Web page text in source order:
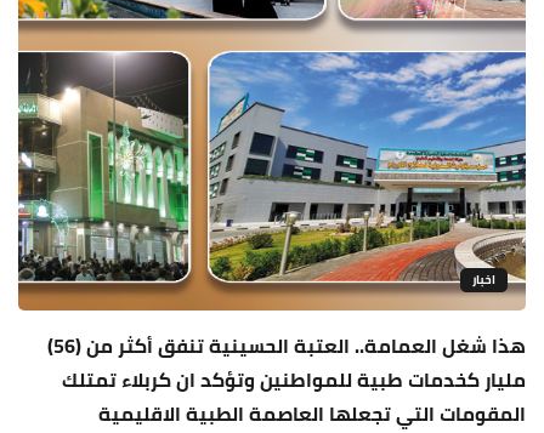
اخبار
هذا شغل العمامة.. العتبة الحسينية تنفق أكثر من (56)
مليار كخدمات طبية للمواطنين وتؤكد ان كربلاء تمتلك
المقومات التي تجعلها العاصمة الطبية الاقليمية